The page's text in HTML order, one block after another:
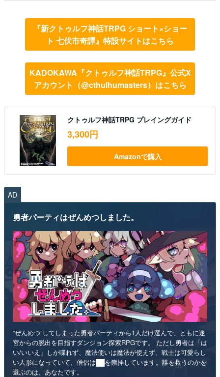
『新クトゥルフ神話TRPG ショート×ショー
ト 七伏市奇譚』特設サイトはこちら
KADOKAWA『クトゥルフ神話TRPG』公式X
アカウント（@cthulhumasters）はこちら
クトゥルフ神話TRPG プレイングガイド
3,300円
Amazonで購入
AD
勇者パーティはぜんめつしました。
“ぜんめつ”してしまった勇者パーティから1人だけ選んで、ともに迷
宮からの脱出を目指すダンジョン探索RPGです。 ただし勇者は「は
い/いいえ」しか喋れず、魔法使いは魔法が使えず、戦士は可愛らし
い人形になっていて、僧侶は██を崇拝しています。誰を救うのかを
選ぶのは、あなたです。